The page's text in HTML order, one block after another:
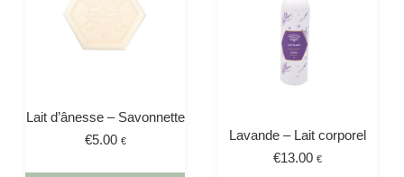
Lait d’ânesse – Savonnette
€5.00 €
Lavande – Lait corporel
€13.00 €